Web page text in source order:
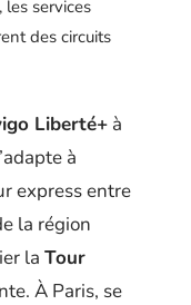
les services
des circuits
Liberté+ à
à
express entre
la région
la Tour
À Paris, se